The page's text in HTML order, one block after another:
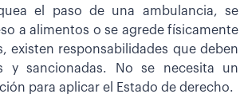
el paso de una ambulancia, se
a alimentos o se agrede físicamente
existen responsabilidades que deben
y sancionadas. No se necesita un
para aplicar el Estado de derecho.